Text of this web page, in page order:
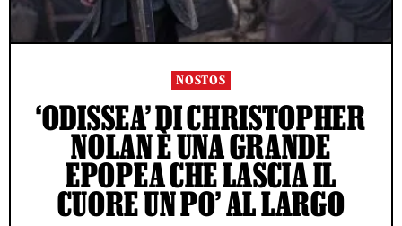
NOSTOS
‘ODISSEA’ DI CHRISTOPHER
NOLAN È UNA GRANDE
EPOPEA CHE LASCIA IL
CUORE UN PO’ AL LARGO